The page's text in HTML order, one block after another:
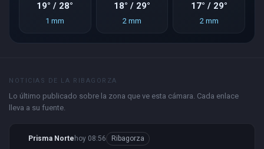
19° / 28°
1 mm
18° / 29°
2 mm
17° / 29°
2 mm
NOTICIAS DE LA RIBAGORZA
Lo último publicado sobre la zona que ve esta cámara. Cada enlace
lleva a su fuente.
Prisma Norte hoy 08:56 Ribagorza